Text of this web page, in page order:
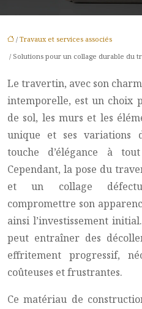
/ Travaux et services associés
/ Solutions pour un collage durable du
Le travertin, avec son
intemporelle, est un choix
de sol, les murs et les
unique et ses variations
touche d’élégance à
Cependant, la pose du
et un collage
compromettre son
ainsi l’investissement
peut entraîner des
effritement progressif,
coûteuses et frustrantes.
Ce matériau de